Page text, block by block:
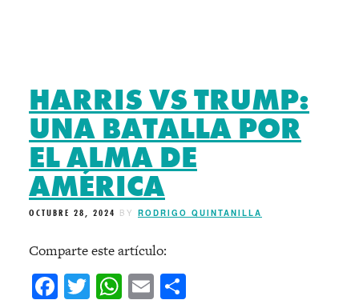
HARRIS VS TRUMP:
UNA BATALLA POR
EL ALMA DE
AMÉRICA
OCTUBRE 28, 2024 BY RODRIGO QUINTANILLA
Comparte este artículo:
Facebook
Twitter
WhatsApp
Email